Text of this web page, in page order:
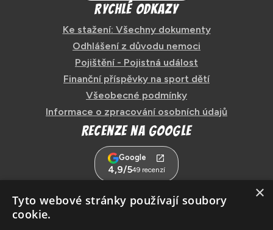
Rychlé odkazy
Ke stažení: Všechny dokumenty
Odhlášení z důvodu nemoci
Pojištění - Pojistná událost
Finanční příspěvky na sport dětí
Všeobecné podmínky
Informace o zpracování osobních údajů
Recenze na Google
Google
4,9/549 recenzí
Sledujte nás na sociálních
×
Tyto webové stránky používají soubory
cookie.